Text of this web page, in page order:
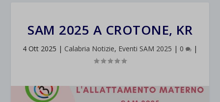
SAM 2025 A CROTONE, KR
4 Ott 2025 | Calabria Notizie, Eventi SAM 2025 | 0 |